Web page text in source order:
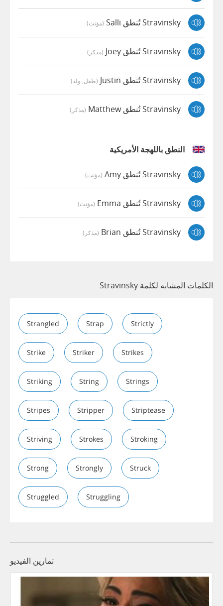
Stravinsky تُنطق Salli (مؤنث)
Stravinsky تُنطق Joey (مذكر)
Stravinsky تُنطق Justin (طفل, ولد)
Stravinsky تُنطق Matthew (مذكر)
النطق باللهجة الأمريكية
Stravinsky تُنطق Amy (مؤنث)
Stravinsky تُنطق Emma (مؤنث)
Stravinsky تُنطق Brian (مذكر)
الكلمات المشابه لكلمة Stravinsky
Strangled Strap Strictly
Strike Striker Strikes
Striking String Strings
Stripes Stripper Striptease
Striving Strokes Stroking
Strong Strongly Struck
Struggled Struggling
تمارين الفيديو